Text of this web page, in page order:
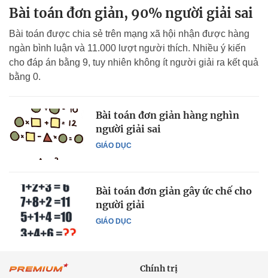
Bài toán đơn giản, 90% người giải sai
Bài toán được chia sẻ trên mạng xã hội nhận được hàng
ngàn bình luận và 11.000 lượt người thích. Nhiều ý kiến
cho đáp án bằng 9, tuy nhiên không ít người giải ra kết quả
bằng 0.
GIÁO DỤC
Bài toán đơn giản hàng nghìn
người giải sai
GIÁO DỤC
Bài toán đơn giản gây ức chế cho
người giải
Chính trị